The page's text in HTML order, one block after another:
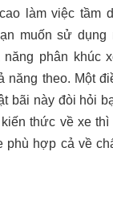
làm việc tầm
muốn sử dụng
năng phân khúc
năng theo. Một
bãi này đòi hỏi
thức về xe thì
phù hợp cả về